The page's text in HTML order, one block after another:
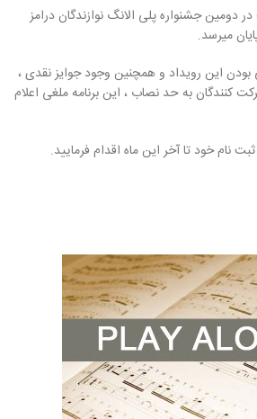
جشنواره پلی الانگ نوازندگان درامز
این رویداد و همچنین وجود جوایز نقدی ،
کنندگان به حد نصاب ، این برنامه ملغی اعلام
نام خود تا آخر این ماه اقدام فرمایید.